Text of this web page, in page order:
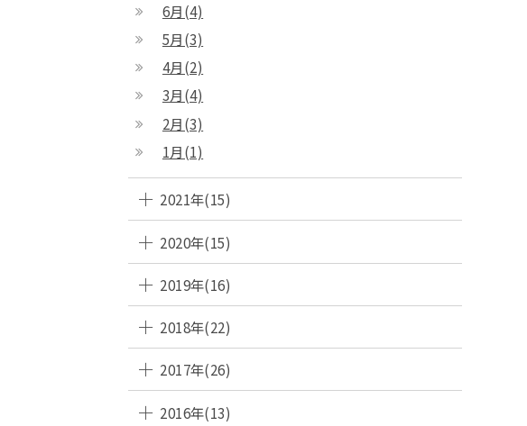
6月(4)
5月(3)
4月(2)
3月(4)
2月(3)
1月(1)
2021年(15)
2020年(15)
2019年(16)
2018年(22)
2017年(26)
2016年(13)